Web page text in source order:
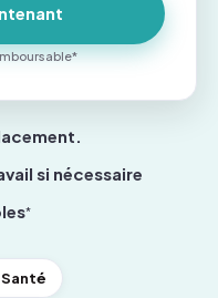
si nécessaire
*